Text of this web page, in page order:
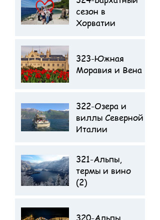
сезон в
Хорватии
323-Южная
Моравия и Вена
322-Озера и
виллы Северной
Италии
321-Альпы,
термы и вино
(2)
320-Альпы,